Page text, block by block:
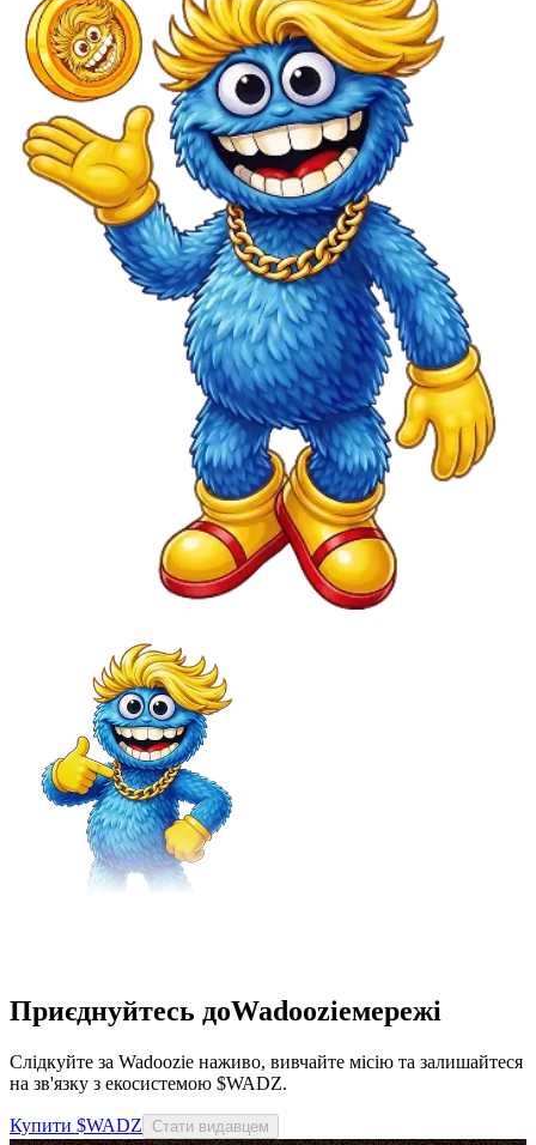
Приєднуйтесь доWadoozieмережі
Слідкуйте за Wadoozie наживо, вивчайте місію та залишайтеся
на зв'язку з екосистемою $WADZ.
Купити $WADZ Стати видавцем